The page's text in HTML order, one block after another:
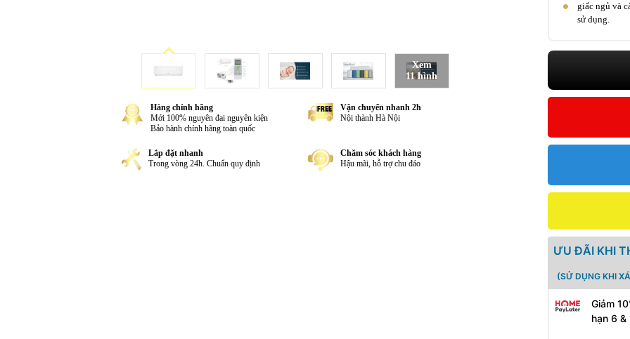
Xem
11 hình
Hàng chính hãng
Mới 100% nguyên đai nguyên kiện
Bảo hành chính hãng toàn quốc
Vận chuyển nhanh 2h
Nội thành Hà Nội
Lắp đặt nhanh
Trong vòng 24h. Chuẩn quy định
Chăm sóc khách hàng
Hậu mãi, hỗ trợ chu đáo
giấc ngủ và
sử dụng.
ƯU ĐÃI KHI
(SỬ DỤNG KHI
Giảm
hạn 6